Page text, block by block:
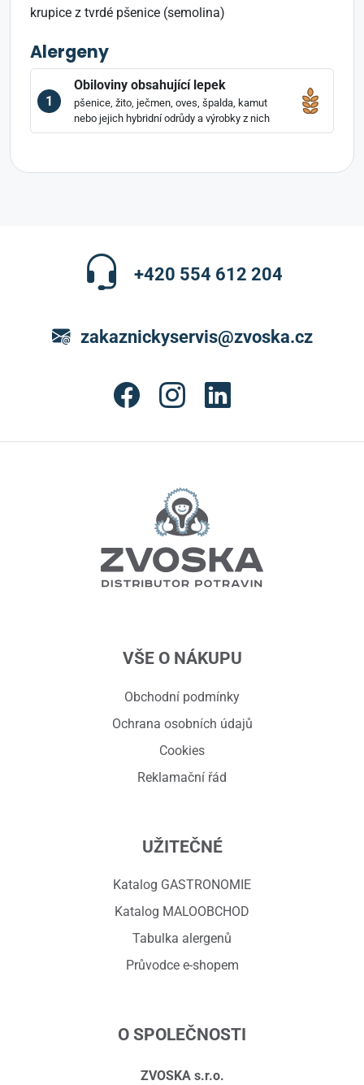
krupice z tvrdé pšenice (semolina)
Alergeny
1
Obiloviny obsahující lepek
pšenice, žito, ječmen, oves, špalda, kamut
nebo jejich hybridní odrůdy a výrobky z nich
+420 554 612 204
zakaznickyservis@zvoska.cz
VŠE O NÁKUPU
Obchodní podmínky
Ochrana osobních údajů
Cookies
Reklamační řád
UŽITEČNÉ
Katalog GASTRONOMIE
Katalog MALOOBCHOD
Tabulka alergenů
Průvodce e-shopem
O SPOLEČNOSTI
ZVOSKA s.r.o.